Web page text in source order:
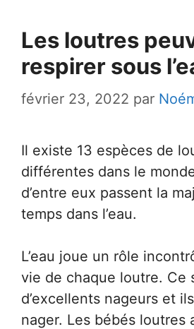
Les loutres
respirer sous
février 23, 2022 par
Il existe 13 espèces de
différentes dans le
d’entre eux passent la
temps dans l’eau.
L’eau joue un rôle
vie de chaque loutre. Ce
d’excellents nageurs et
nager. Les bébés loutres